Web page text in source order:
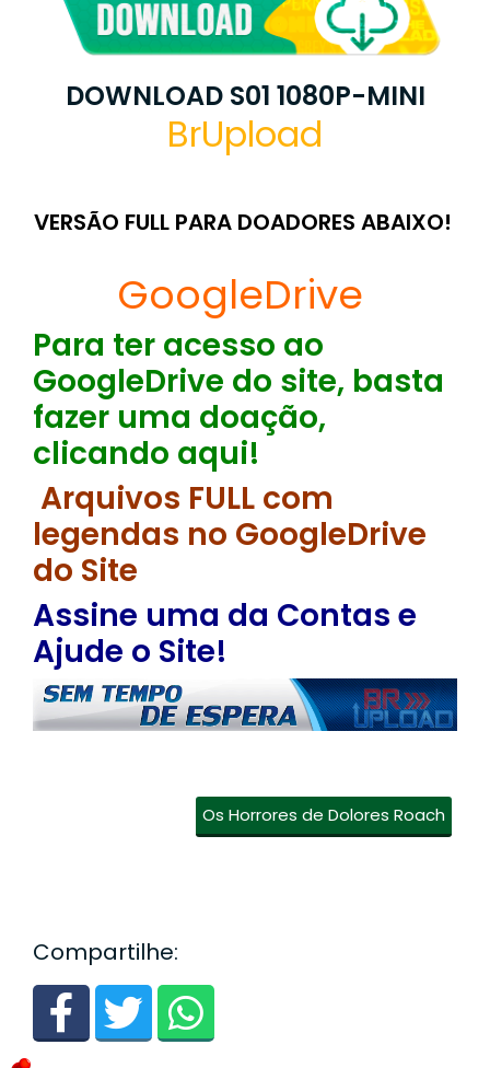
DOWNLOAD S01 1080P-MINI
BrUpload
VERSÃO FULL PARA DOADORES ABAIXO!
GoogleDrive
Para ter acesso ao
GoogleDrive do site, basta
fazer uma doação,
clicando aqui!
Arquivos FULL com
legendas no GoogleDrive
do Site
Assine uma da Contas e
Ajude o Site!
Os Horrores de Dolores Roach
Compartilhe: